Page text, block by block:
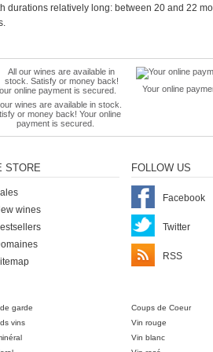
durations relatively long: between 20 and 22
wines are available in stock.
or money back! Your online
payment is secured.
Your online
STORE
wines
FOLLOW US
Facebook
Twitter
RSS
garde Coups de Coeur
vins Vin rouge
Vin blanc